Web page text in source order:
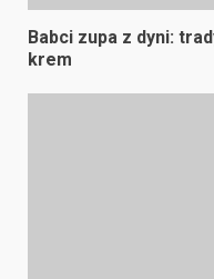
Babci zupa z dyni:
krem